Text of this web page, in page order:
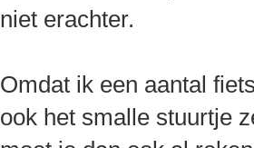
niet erachter.
Omdat ik een aantal
ook het smalle stuurtje